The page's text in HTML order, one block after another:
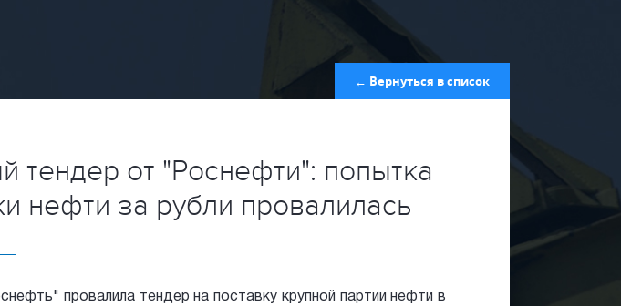
← Вернуться в список
тендер от "Роснефти": попытка
нефти за рубли провалилась
провалила тендер на поставку крупной партии нефти в